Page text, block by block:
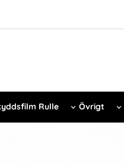
Rulle Övrigt